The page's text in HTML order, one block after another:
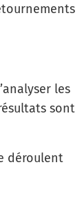
les
sont
déroulent